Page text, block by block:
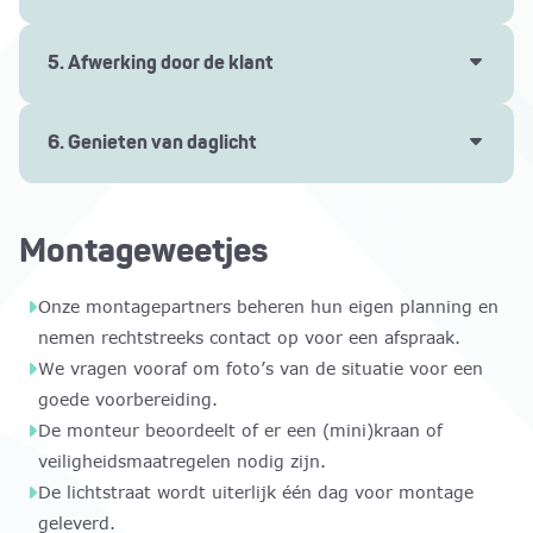
met uiterste precisie. We controleren alles op
5. Afwerking door de klant
opening aan de binnenzijde af en lakt het geheel in
6. Genieten van daglicht
Na plaatsing en afwerking is het tijd voor het
woning, kantoor of overkapping krijgt een nieuwe
dimensie: rust, ruimte en beleving.
Montageweetjes
Onze montagepartners beheren hun eigen planning en
nemen rechtstreeks contact op voor een afspraak.
We vragen vooraf om foto’s van de situatie voor een
goede voorbereiding.
De monteur beoordeelt of er een (mini)kraan of
veiligheidsmaatregelen nodig zijn.
De lichtstraat wordt uiterlijk één dag voor montage
geleverd.